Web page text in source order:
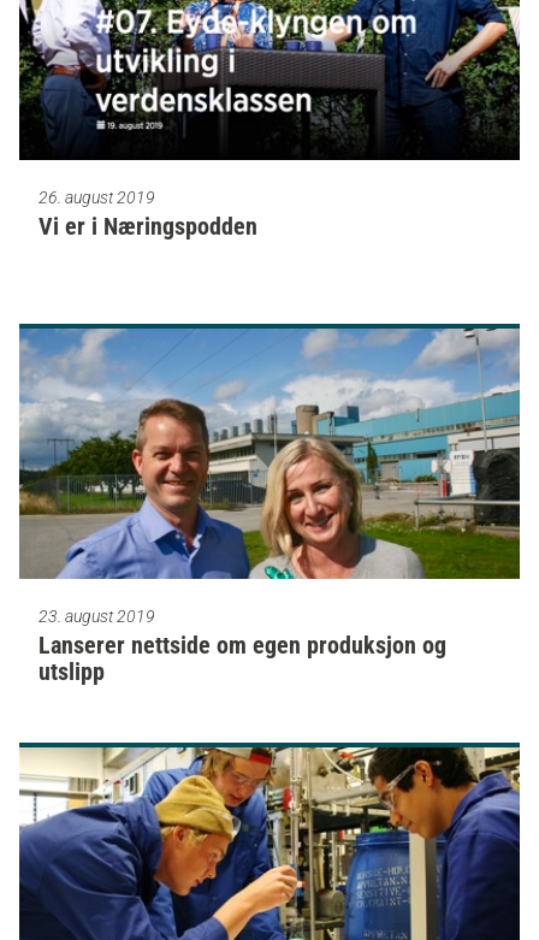
26. august 2019
Vi er i Næringspodden
23. august 2019
Lanserer nettside om egen produksjon og
utslipp